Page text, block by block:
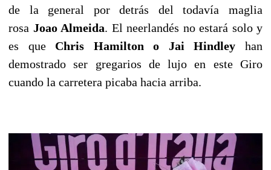
de la general por detrás del todavía maglia
rosa Joao Almeida. El neerlandés no estará solo y
es que Chris Hamilton o Jai Hindley han
demostrado ser gregarios de lujo en este Giro
cuando la carretera picaba hacia arriba.